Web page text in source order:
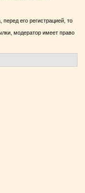
его регистрацией, то
модератор имеет право